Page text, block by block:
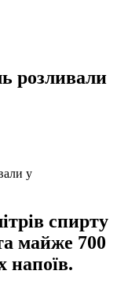
розливали
спирту
майже 700
напоїв.